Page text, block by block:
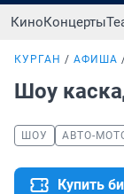
КиноКонцерты
КУРГАН АФИША
Шоу
ШОУ АВТО-
Купить